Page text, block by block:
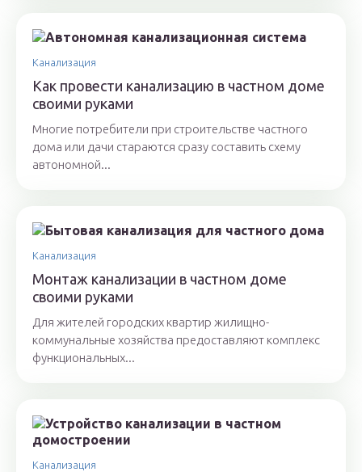
Канализация
Как провести канализацию в частном доме
своими руками
Многие потребители при строительстве частного
дома или дачи стараются сразу составить схему
автономной...
Канализация
Монтаж канализации в частном доме
своими руками
Для жителей городских квартир жилищно-
коммунальные хозяйства предоставляют комплекс
функциональных...
Канализация